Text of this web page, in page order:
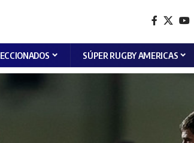
SÚPER RUGBY AMERICAS